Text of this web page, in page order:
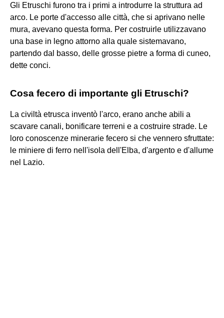
Gli Etruschi furono tra i primi a introdurre la struttura ad
arco. Le porte d'accesso alle città, che si aprivano nelle
mura, avevano questa forma. Per costruirle utilizzavano
una base in legno attorno alla quale sistemavano,
partendo dal basso, delle grosse pietre a forma di cuneo,
dette conci.
Cosa fecero di importante gli Etruschi?
La civiltà etrusca inventò l'arco, erano anche abili a
scavare canali, bonificare terreni e a costruire strade. Le
loro conoscenze minerarie fecero si che vennero sfruttate:
le miniere di ferro nell'isola dell'Elba, d'argento e d'allume
nel Lazio.